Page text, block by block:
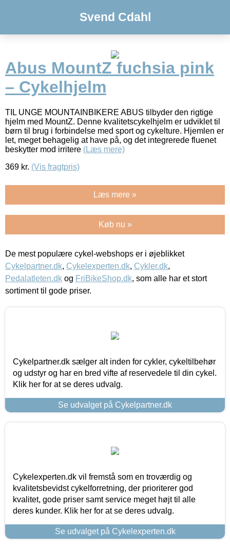
Svend Cdahl
Abus MountZ fuchsia pink
– Cykelhjelm
TIL UNGE MOUNTAINBIKERE ABUS tilbyder den rigtige
hjelm med MountZ. Denne kvalitetscykelhjelm er udviklet til
børn til brug i forbindelse med sport og cykelture. Hjemlen er
let, meget behagelig at have på, og det integrerede fluenet
beskytter mod irritere (Læs mere)
369 kr. (Vis fragtpris)
Læs mere »
Køb nu »
De mest populære cykel-webshops er i øjeblikket
Cykelpartner.dk, Cykelexperten.dk, Cykler.dk,
Pedalatleten.dk og FriBikeShop.dk, som alle har et stort
sortiment til gode priser.
Cykelpartner.dk sælger alt inden for cykler, cykeltilbehør
og udstyr og har en bred vifte af reservedele til din cykel.
Klik her for at se deres udvalg.
Se udvalget på Cykelpartner.dk
Cykelexperten.dk vil fremstå som en troværdig og
kvalitetsbevidst cykelforretning, der prioriterer god
kvalitet, gode priser samt service meget højt til alle
deres kunder. Klik her for at se deres udvalg.
Se udvalget på Cykelexperten.dk